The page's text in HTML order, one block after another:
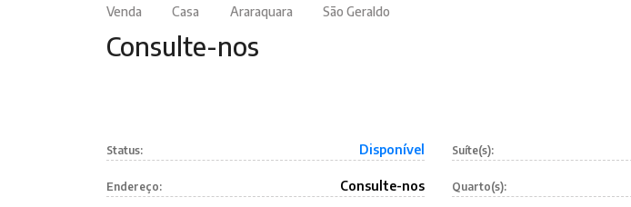
Venda Casa Araraquara São Geraldo
Consulte-nos
Status: Disponível
Endereço: Consulte-nos
Suíte(s):
Quarto(s):